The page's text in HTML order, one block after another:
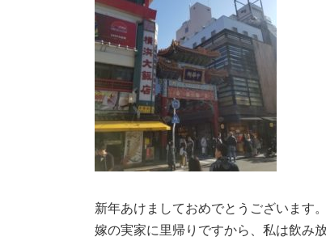
新年あけましておめでとうございます
嫁の実家に里帰りですから、私は飲み